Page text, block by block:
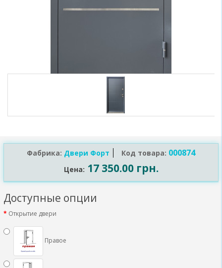
Фабрика: Двери Форт Код товара: 000874
Цена: 17 350.00 грн.
Доступные опции
Открытие двери
Правое